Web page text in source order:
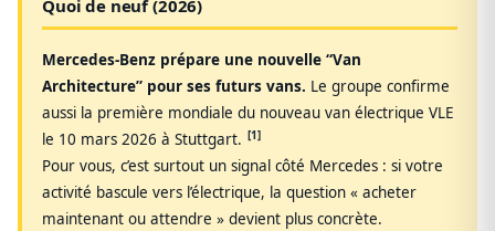
Quoi de neuf (2026)
Mercedes‑Benz prépare une nouvelle “Van
Architecture” pour ses futurs vans. Le groupe confirme
aussi la première mondiale du nouveau van électrique VLE
le 10 mars 2026 à Stuttgart. [1]
Pour vous, c’est surtout un signal côté Mercedes : si votre
activité bascule vers l’électrique, la question « acheter
maintenant ou attendre » devient plus concrète.